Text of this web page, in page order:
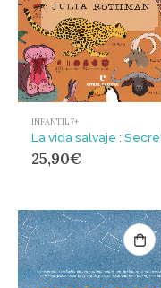
INFANTIL 7+
25,90€